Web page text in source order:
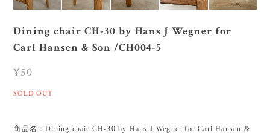
Dining chair CH-30 by Hans J Wegner for
Carl Hansen & Son /CH004-5
¥50
SOLD OUT
商品名：Dining chair CH-30 by Hans J Wegner for Carl Hansen &